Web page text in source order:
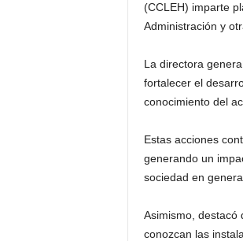
(CCLEH) imparte
Administración y
La directora
fortalecer el
conocimiento del
Estas acciones
generando un
sociedad en
Asimismo, destacó
conozcan las